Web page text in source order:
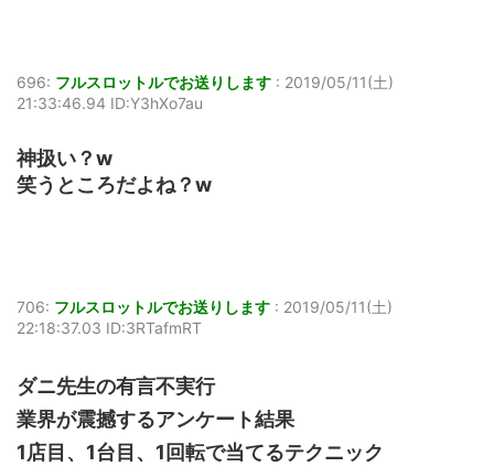
696: フルスロットルでお送りします : 2019/05/11(土)
21:33:46.94 ID:Y3hXo7au
神扱い？w
笑うところだよね？w
706: フルスロットルでお送りします : 2019/05/11(土)
22:18:37.03 ID:3RTafmRT
ダニ先生の有言不実行
業界が震撼するアンケート結果
1店目、1台目、1回転で当てるテクニック